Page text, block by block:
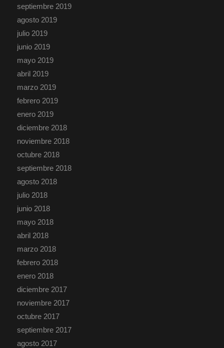
septiembre 2019
agosto 2019
julio 2019
junio 2019
mayo 2019
abril 2019
marzo 2019
febrero 2019
enero 2019
diciembre 2018
noviembre 2018
octubre 2018
septiembre 2018
agosto 2018
julio 2018
junio 2018
mayo 2018
abril 2018
marzo 2018
febrero 2018
enero 2018
diciembre 2017
noviembre 2017
octubre 2017
septiembre 2017
agosto 2017